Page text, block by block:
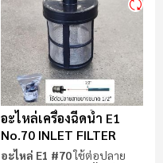
อะไหล่เครื่องฉีดน้ำ E1
No.70 INLET FILTER
อะไหล่ E1 #70ใช้ต่อปลาย